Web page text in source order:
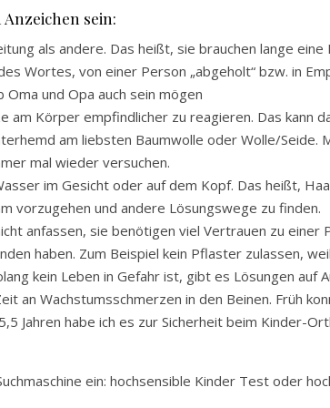
sein:
als andere. Das heißt, sie brauchen lange eine
Wortes, von einer Person „abgeholt“ bzw. in
und Opa auch sein mögen
am Körper empfindlicher zu reagieren. Das kann
am liebsten Baumwolle oder Wolle/Seide.
mal wieder versuchen.
im Gesicht oder auf dem Kopf. Das heißt,
vorzugehen und andere Lösungswege zu finden.
anfassen, sie benötigen viel Vertrauen zu einer
haben. Zum Beispiel kein Pflaster zulassen,
kein Leben in Gefahr ist, gibt es Lösungen auf
an Wachstumsschmerzen in den Beinen. Früh
Jahren habe ich es zur Sicherheit beim Kinder-
ein: hochsensible Kinder Test oder